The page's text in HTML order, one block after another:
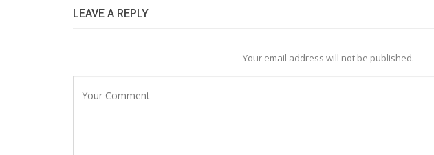
LEAVE A REPLY
Your email address will not be published.